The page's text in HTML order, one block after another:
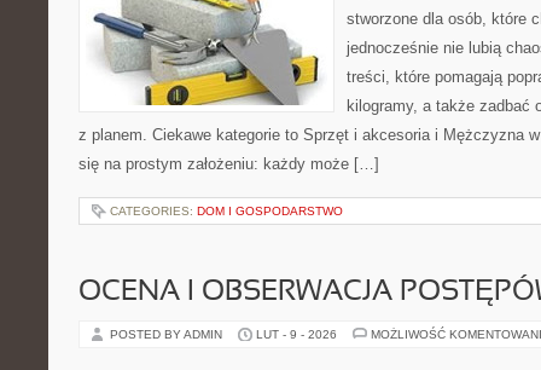
stworzone dla osób, które
jednocześnie nie lubią
treści, które pomagają
kilogramy, a także
z planem. Ciekawe kategorie to Sprzęt i akcesoria i Mężczyzna
się na prostym założeniu: każdy może […]
CATEGORIES: DOM I GOSPODARSTWO
OCENA I OBSERWACJA
POSTED BY ADMIN LUT - 9 - 2026 MOŻLIWOŚĆ